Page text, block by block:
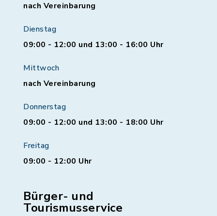
nach Vereinbarung
Dienstag
09:00 - 12:00 und 13:00 - 16:00 Uhr
Mittwoch
nach Vereinbarung
Donnerstag
09:00 - 12:00 und 13:00 - 18:00 Uhr
Freitag
09:00 - 12:00 Uhr
Bürger- und
Tourismusservice